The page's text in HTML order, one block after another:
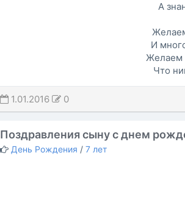
А
И
Желаем
Что
1.01.2016 0
Поздравления сыну с днем
День Рождения / 7 лет